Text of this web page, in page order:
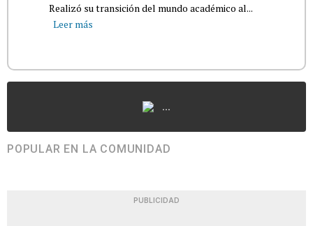
Realizó su transición del mundo académico al...
Leer más
...
POPULAR EN LA COMUNIDAD
PUBLICIDAD